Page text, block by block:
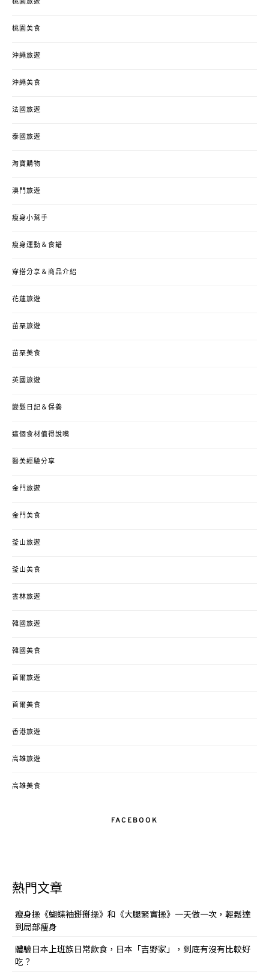
桃園旅遊
桃園美食
沖繩旅遊
沖繩美食
法國旅遊
泰國旅遊
淘寶購物
澳門旅遊
瘦身小幫手
瘦身運動＆食譜
穿搭分享＆商品介紹
花蓮旅遊
苗栗旅遊
苗栗美食
英國旅遊
變髮日記＆保養
這個食材值得說嘴
醫美經驗分享
金門旅遊
金門美食
釜山旅遊
釜山美食
雲林旅遊
韓國旅遊
韓國美食
首爾旅遊
首爾美食
香港旅遊
高雄旅遊
高雄美食
FACEBOOK
熱門文章
瘦身操《蝴蝶袖掰掰操》和《大腿緊實操》一天做一次，輕鬆達
到局部痩身
體驗日本上班族日常飲食，日本「吉野家」，到底有沒有比較好
吃？